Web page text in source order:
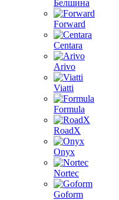
Белшина
Forward
Centara
Arivo
Viatti
Formula
RoadX
Onyx
Nortec
Goform